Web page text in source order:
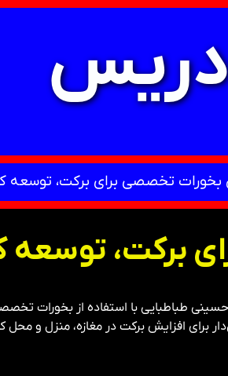
تخصصی برای برکت، توسعه
برکت، توسعه
طباطبایی با استفاده از بخورات
برای افزایش برکت در مغازه، منزل و